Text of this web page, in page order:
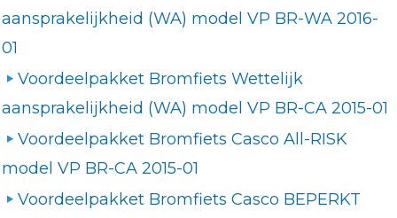
aansprakelijkheid (WA) model VP BR-WA 2016-
01
Voordeelpakket Bromfiets Wettelijk
aansprakelijkheid (WA) model VP BR-CA 2015-01
Voordeelpakket Bromfiets Casco All-RISK
model VP BR-CA 2015-01
Voordeelpakket Bromfiets Casco BEPERKT